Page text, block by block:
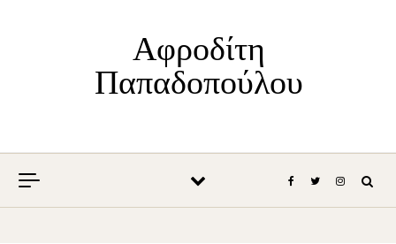
Αφροδίτη
Παπαδοπούλου